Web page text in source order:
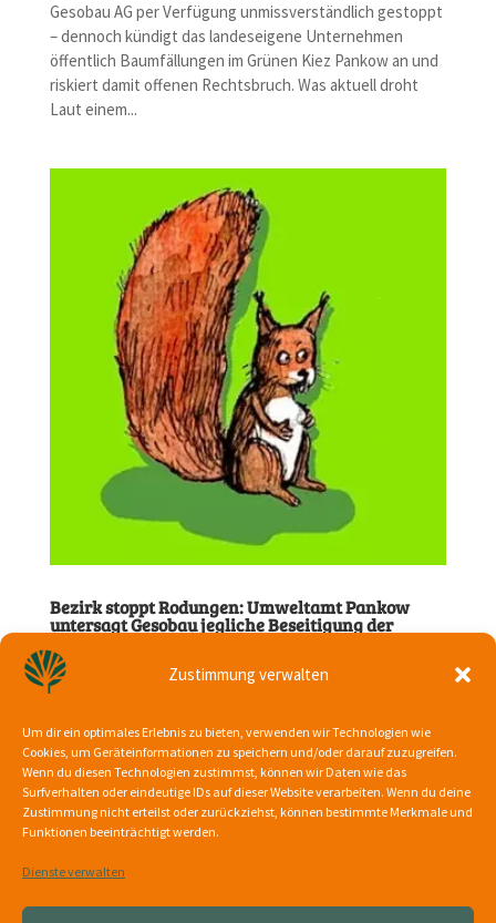
Zustimmung verwalten
Um dir ein optimales Erlebnis zu bieten, verwenden wir Technologien wie
Cookies, um Geräteinformationen zu speichern und/oder darauf zuzugreifen.
Wenn du diesen Technologien zustimmst, können wir Daten wie das
Surfverhalten oder eindeutige IDs auf dieser Website verarbeiten. Wenn du deine
Zustimmung nicht erteilst oder zurückziehst, können bestimmte Merkmale und
Funktionen beeinträchtigt werden.
Dienste verwalten
Gesobau AG per Verfügung unmissverständlich gestoppt
– dennoch kündigt das landeseigene Unternehmen
öffentlich Baumfällungen im Grünen Kiez Pankow an und
riskiert damit offenen Rechtsbruch. Was aktuell droht
Laut einem...
Bezirk stoppt Rodungen: Umweltamt Pankow
untersagt Gesobau jegliche Beseitigung der
23. Januar 2026
Gesobau AG mit Verfügung vom 15.01.2026 mit sofortiger
Wirkung alle Eingriffe in die Vegetation im
Schlossparkkiez untersagt – damit sind weitere Fällungen
und Rodungen vorerst gestoppt. Was der Bezirk verfügt
hat Die...
‹ 1 2 3 ... › »